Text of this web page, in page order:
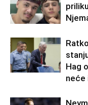
Hag
neće